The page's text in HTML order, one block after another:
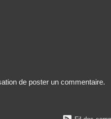
de poster un commentaire.